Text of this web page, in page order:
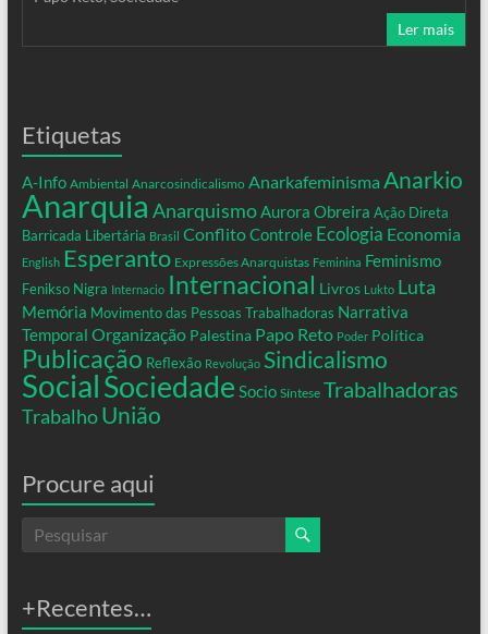
Ler mais
Etiquetas
A-Info Ambiental Anarcosindicalismo Anarkafeminisma Anarkio
Anarquia AnarquismoAurora Obreira Ação Direta
Barricada Libertária Brasil ConflitoControle Ecologia Economia
English Esperanto Expressões Anarquistas Feminina Feminismo
Fenikso Nigra Internacio Internacional Livros Lukto Luta
Memória Movimento das Pessoas Trabalhadoras Narrativa
Temporal Organização Palestina Papo Reto Poder Política
Publicação Reflexão Revolução Sindicalismo
SocialSociedade Socio Síntese Trabalhadoras
Trabalho União
Procure aqui
+Recentes…